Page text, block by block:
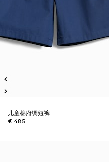
儿童棉府绸短裤
€ 485